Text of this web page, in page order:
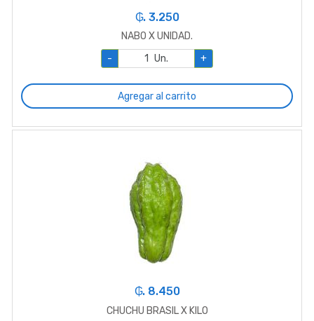
₲. 3.250
NABO X UNIDAD.
-
Un. +
Agregar al carrito
₲. 8.450
CHUCHU BRASIL X KILO